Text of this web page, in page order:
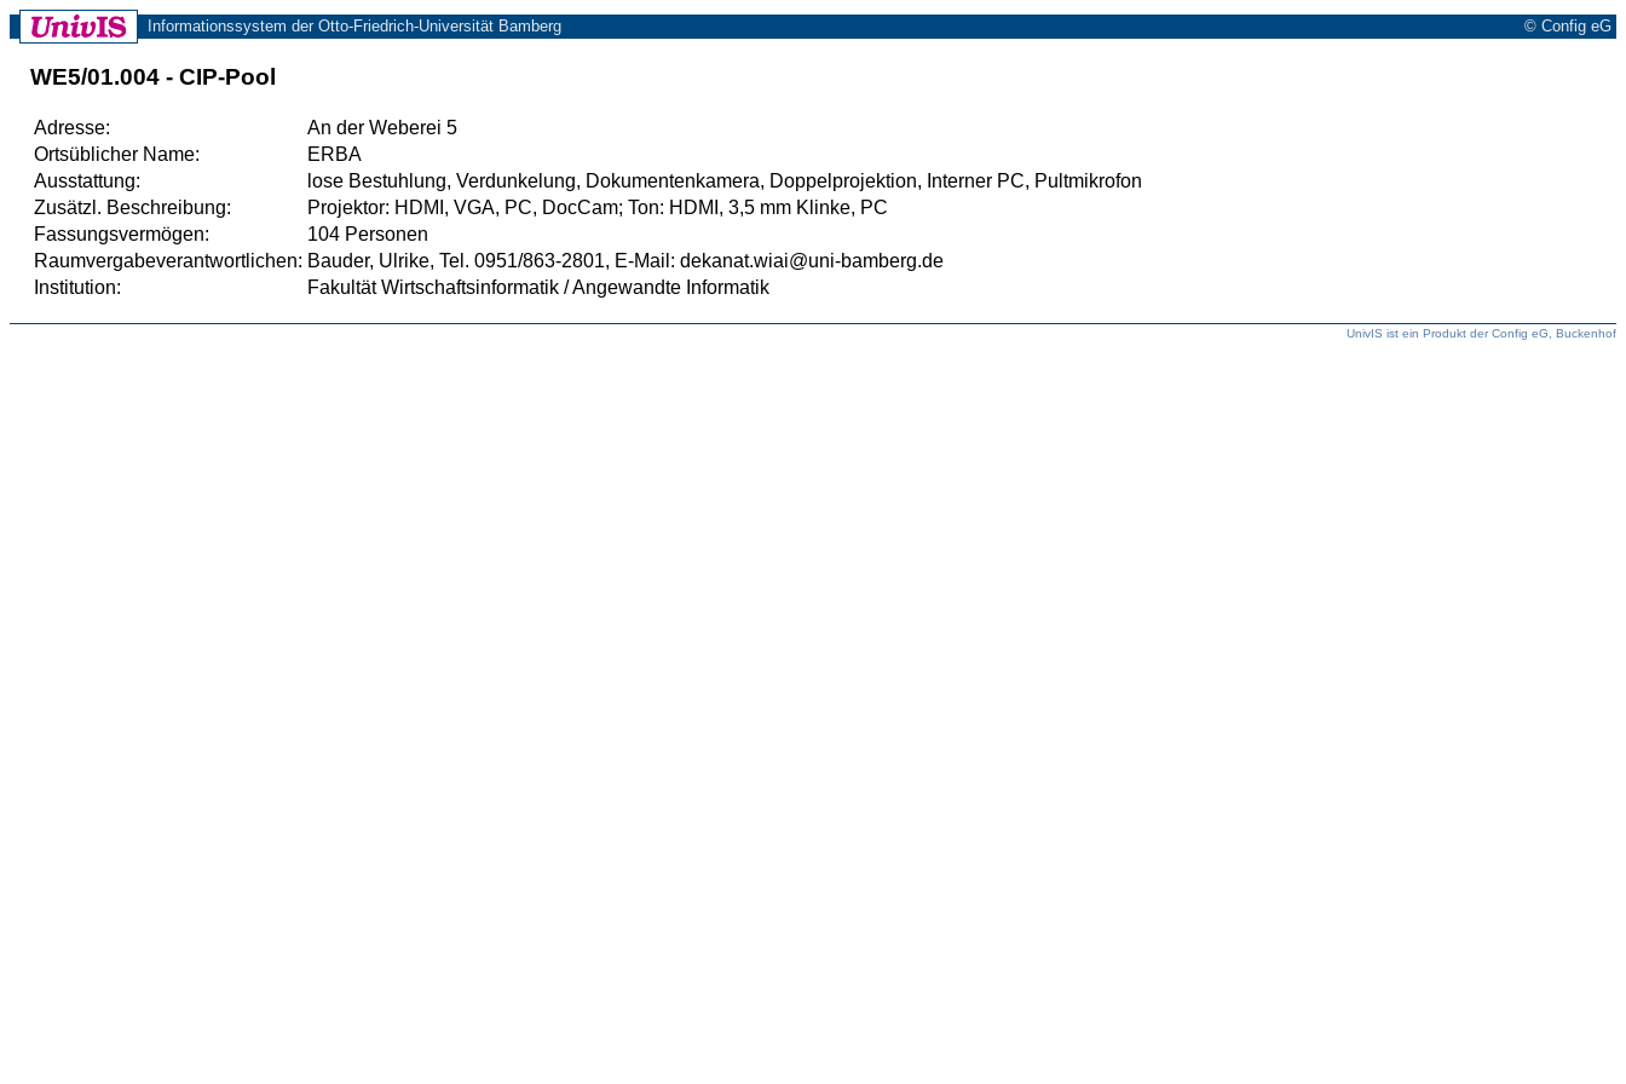
Informationssystem der Otto-Friedrich-Universität Bamberg © Config eG
WE5/01.004 - CIP-Pool
Adresse:
An der Weberei 5
Ortsüblicher Name:
ERBA
Ausstattung:
lose Bestuhlung, Verdunkelung, Dokumentenkamera, Doppelprojektion, Interner PC, Pultmikrofon
Zusätzl. Beschreibung:
Projektor: HDMI, VGA, PC, DocCam; Ton: HDMI, 3,5 mm Klinke, PC
Fassungsvermögen:
104 Personen
Raumvergabeverantwortlichen: Bauder, Ulrike, Tel. 0951/863-2801, E-Mail: dekanat.wiai@uni-bamberg.de
Institution:
Fakultät Wirtschaftsinformatik / Angewandte Informatik
UnivIS ist ein Produkt der Config eG, Buckenhof